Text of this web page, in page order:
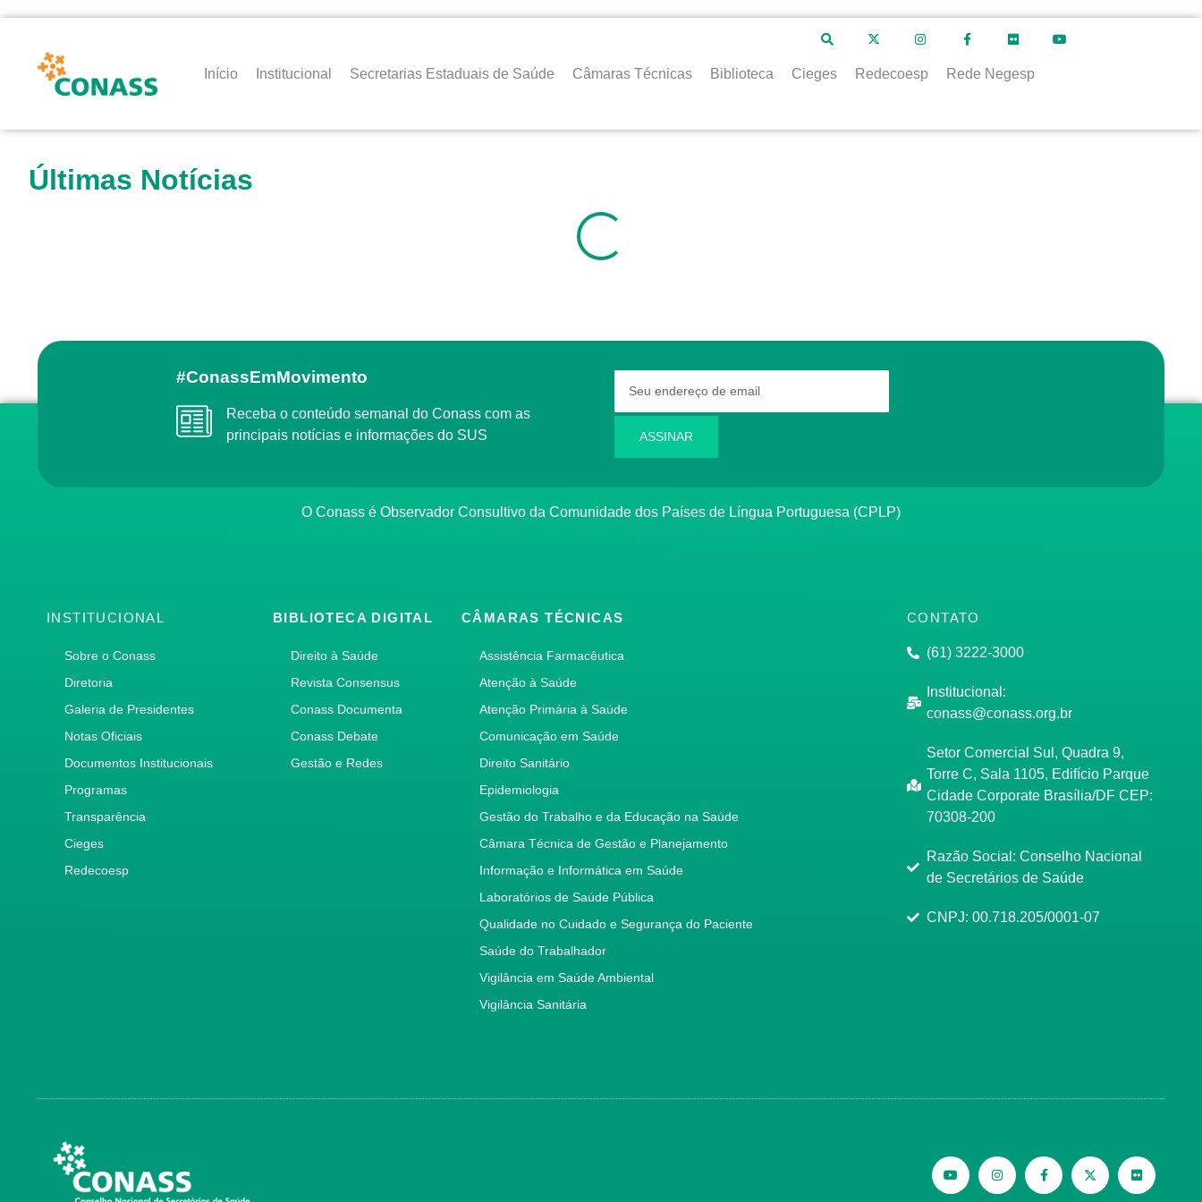
Início Institucional Secretarias Estaduais de Saúde Câmaras Técnicas Biblioteca Cieges Redecoesp Rede Negesp
Últimas Notícias
#ConassEmMovimento
Receba o conteúdo semanal do Conass com as
principais notícias e informações do SUS
ASSINAR
O Conass é Observador Consultivo da Comunidade dos Países de Língua Portuguesa (CPLP)
INSTITUCIONAL
Sobre o Conass
Diretoria
Galeria de Presidentes
Notas Oficiais
Documentos Institucionais
Programas
Transparência
Cieges
Redecoesp
BIBLIOTECA DIGITAL
Direito à Saúde
Revista Consensus
Conass Documenta
Conass Debate
Gestão e Redes
CÂMARAS TÉCNICAS
Assistência Farmacêutica
Atenção à Saúde
Atenção Primária à Saúde
Comunicação em Saúde
Direito Sanitário
Epidemiologia
Gestão do Trabalho e da Educação na Saúde
Câmara Técnica de Gestão e Planejamento
Informação e Informática em Saúde
Laboratórios de Saúde Pública
Qualidade no Cuidado e Segurança do Paciente
Saúde do Trabalhador
Vigilância em Saúde Ambiental
Vigilância Sanitária
CONTATO
(61) 3222-3000
Institucional:
conass@conass.org.br
Setor Comercial Sul, Quadra 9,
Torre C, Sala 1105, Edifício Parque
Cidade Corporate Brasília/DF CEP:
70308-200
Razão Social: Conselho Nacional
de Secretários de Saúde
CNPJ: 00.718.205/0001-07